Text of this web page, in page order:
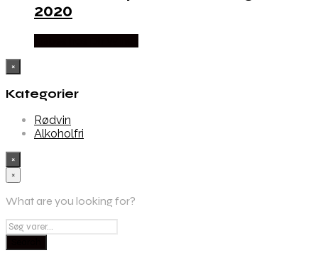
2020
×
Kategorier
Rødvin
Alkoholfri
×
×
What are you looking for?